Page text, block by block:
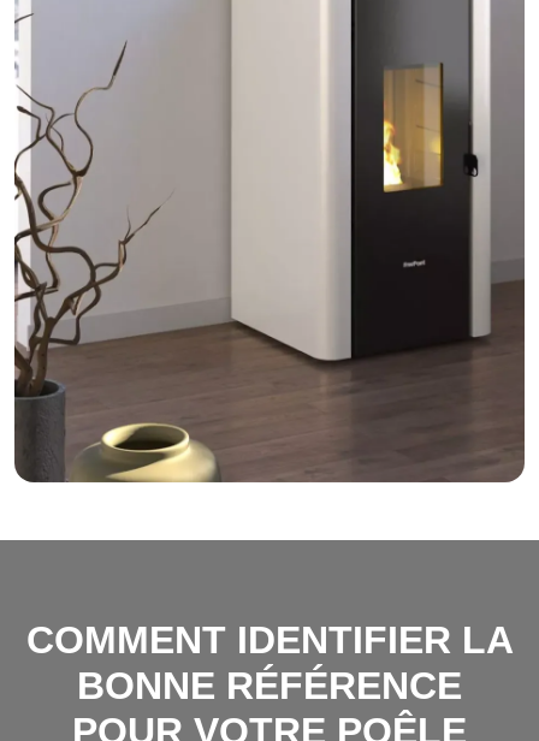
COMMENT IDENTIFIER LA
BONNE RÉFÉRENCE
POUR VOTRE POÊLE